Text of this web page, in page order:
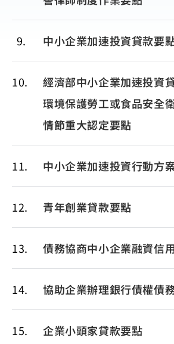
9 中小企業加速投資貸款要
10
經濟部中小企業加速投資
環境保護勞工或食品安全
情節重大認定要點
11 中小企業加速投資行動方
12 青年創業貸款要點
13 債務協商中小企業融資信
14 協助企業辦理銀行債權債
15 企業小頭家貸款要點